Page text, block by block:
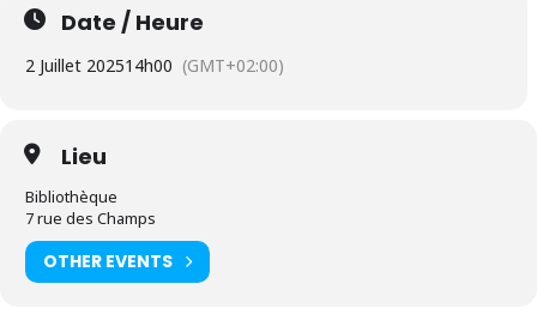
Date / Heure
2 Juillet 202514h00 (GMT+02:00)
Lieu
Bibliothèque
7 rue des Champs
OTHER EVENTS